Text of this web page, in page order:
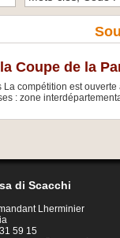
Coupe de la
compétition est
: zone
di Scacchi
Lherminier
59 15